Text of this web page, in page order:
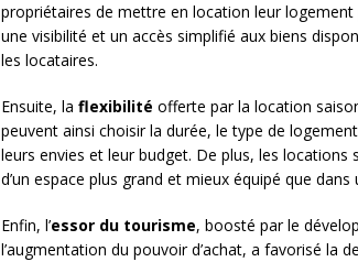
propriétaires de mettre en location leur
une visibilité et un accès simplifié aux biens
les locataires.
Ensuite, la flexibilité offerte par la location
peuvent ainsi choisir la durée, le type de
leurs envies et leur budget. De plus, les
d’un espace plus grand et mieux équipé que dans
Enfin, l’essor du tourisme, boosté par le
l’augmentation du pouvoir d’achat, a favorisé la